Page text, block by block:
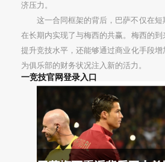
济压力。
这一合同框架的背后，巴萨不仅在
在长期内实现了与梅西的共赢。梅西的
提升竞技水平，还能够通过商业化手段
为俱乐部的财务状况注入新的活力。
一竞技官网登录入口